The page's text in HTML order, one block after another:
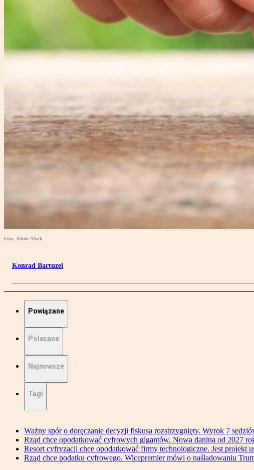
Foto: Adobe Stock
Konrad Bartuzel
Powiązane
Polecane
Najnowsze
Tagi
Ważny spór o doręczanie decyzji fiskusa rozstrzygnięty. Wyrok 7
Rząd chce opodatkować cyfrowych gigantów. Nowa danina od 2027
Resort cyfryzacji chce opodatkować firmy technologiczne. Jest projekt
Rząd chce podatku cyfrowego. Wicepremier mówi o naśladowaniu